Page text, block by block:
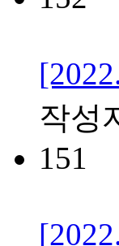
작성
151